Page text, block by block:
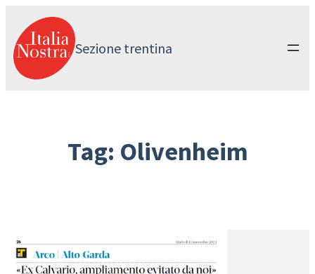
contenuto
Sezione trentina
Tag: Olivenheim